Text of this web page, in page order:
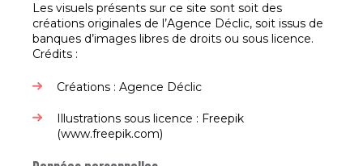
Les visuels présents sur ce site sont soit des
créations originales de l’Agence Déclic, soit issus de
banques d’images libres de droits ou sous licence.
Crédits :
Créations : Agence Déclic
Illustrations sous licence : Freepik
(www.freepik.com)